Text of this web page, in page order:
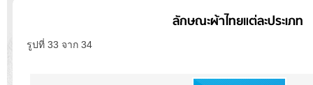
ลักษณะผ้าไทยแต่ละประเภท
รูปที่ 33 จาก 34